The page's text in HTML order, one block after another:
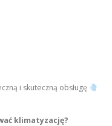
i skuteczną obsługę
klimatyzację?